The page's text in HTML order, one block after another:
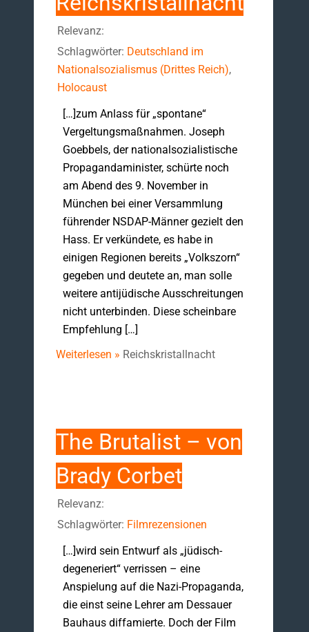
Relevanz:
Schlagwörter: Deutschland im
Nationalsozialismus (Drittes Reich),
Holocaust
[…]zum Anlass für „spontane“
Vergeltungsmaßnahmen. Joseph
Goebbels, der nationalsozialistische
Propagandaminister, schürte noch
am Abend des 9. November in
München bei einer Versammlung
führender NSDAP-Männer gezielt den
Hass. Er verkündete, es habe in
einigen Regionen bereits „Volkszorn“
gegeben und deutete an, man solle
weitere antijüdische Ausschreitungen
nicht unterbinden. Diese scheinbare
Empfehlung […]
Weiterlesen » Reichskristallnacht
The Brutalist – von
Brady Corbet
Relevanz:
Schlagwörter: Filmrezensionen
[…]wird sein Entwurf als „jüdisch-
degeneriert“ verrissen – eine
Anspielung auf die Nazi-Propaganda,
die einst seine Lehrer am Dessauer
Bauhaus diffamierte. Doch der Film